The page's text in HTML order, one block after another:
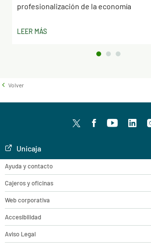
profesionalización de la economía
LEER MÁS
Volver
Twitterfacebookyoutube
Unicaja
Ayuda y contacto
Cajeros y oficinas
Web corporativa
Accesibilidad
Aviso Legal